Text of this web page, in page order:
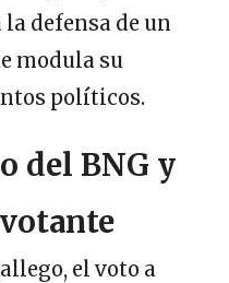
defensa de un
modula su
políticos.
del BNG y
el voto a